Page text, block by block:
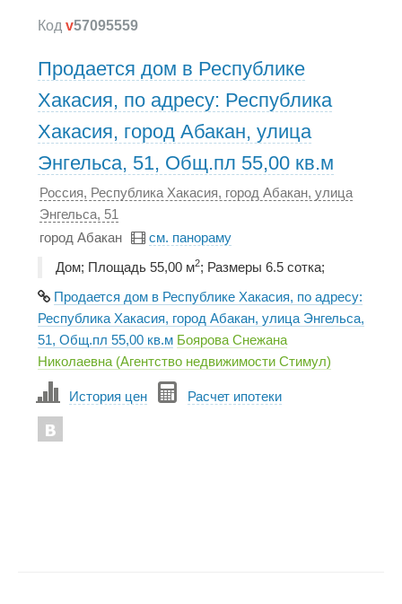
Код v57095559
Продается дом в Республике
Хакасия, по адресу: Республика
Хакасия, город Абакан, улица
Энгельса, 51, Общ.пл 55,00 кв.м
Россия, Республика Хакасия, город Абакан, улица
Энгельса, 51
город Абакан
см. панораму
Дом; Площадь 55,00 м2; Размеры 6.5 сотка;
Продается дом в Республике Хакасия, по адресу:
Республика Хакасия, город Абакан, улица Энгельса,
51, Общ.пл 55,00 кв.м Боярова Снежана
Николаевна (Агентство недвижимости Стимул)
История цен Расчет ипотеки